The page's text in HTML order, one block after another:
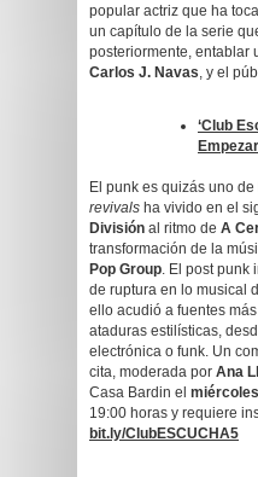
popular actriz que ha
un capítulo de la serie
posteriormente, entablar
Carlos J. Navas, y el
‘Club
El punk es quizás uno
revivals ha vivido en el
División al ritmo de A
transformación de la
Pop Group. El post punk
de ruptura en lo musical
ello acudió a fuentes más
ataduras estilísticas,
electrónica o funk. Un
cita, moderada por Ana
Casa Bardin el
19:00 horas y requiere
bit.ly/ClubESCUCHA5